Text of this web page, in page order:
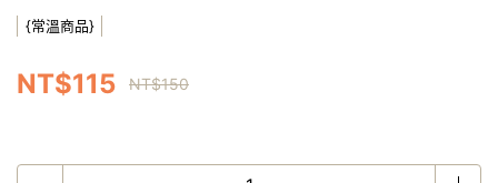
{常溫商品}
NT$115 NT$150